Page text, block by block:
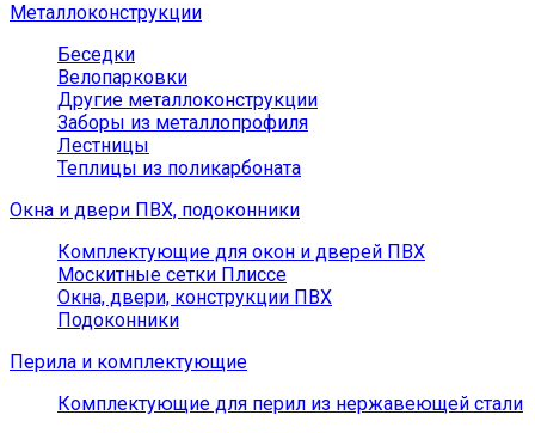
Металлоконструкции
Беседки
Велопарковки
Другие металлоконструкции
Заборы из металлопрофиля
Лестницы
Теплицы из поликарбоната
Окна и двери ПВХ, подоконники
Комплектующие для окон и дверей ПВХ
Москитные сетки Плиссе
Окна, двери, конструкции ПВХ
Подоконники
Перила и комплектующие
Комплектующие для перил из нержавеющей стали